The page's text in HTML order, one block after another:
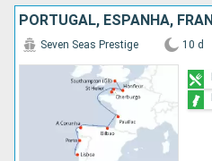
Seven Seas Prestige 10 d